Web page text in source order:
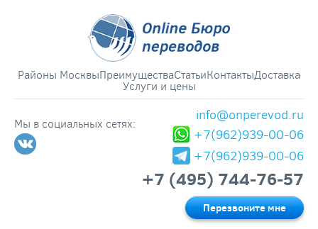
Районы МосквыПреимуществаСтатьиКонтактыДоставка
Услуги и цены
Мы в социальных сетях:
info@onperevod.ru
+7(962)939-00-06
+7(962)939-00-06
+7 (495) 744-76-57
Перезвоните мне